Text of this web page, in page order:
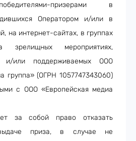
призерами в
Оператором и/или в
на интернет-сайтах, в группах
мероприятиях,
и/или поддерживаемых ООО
группа» (ОГРН 1057747343060)
с ООО «Европейская медиа
за собой право отказать
приза, в случае не